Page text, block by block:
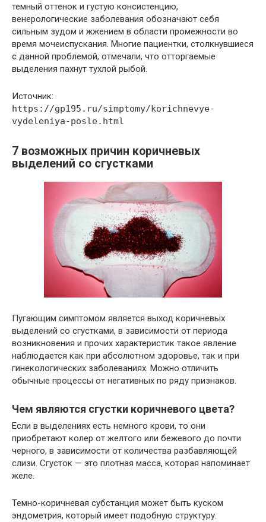
темный оттенок и густую консистенцию,
венерологические заболевания обозначают себя
сильным зудом и жжением в области промежности во
время мочеиспускания. Многие пациентки, столкнувшиеся
с данной проблемой, отмечали, что отторгаемые
выделения пахнут тухлой рыбой.
Источник:
https://gp195.ru/simptomy/korichnevye-
vydeleniya-posle.html
7 возможных причин коричневых
выделений со сгустками
Пугающим симптомом является выход коричневых
выделений со сгустками, в зависимости от периода
возникновения и прочих характеристик такое явление
наблюдается как при абсолютном здоровье, так и при
гинекологических заболеваниях. Можно отличить
обычные процессы от негативных по ряду признаков.
Чем являются сгустки коричневого цвета?
Если в выделениях есть немного крови, то они
приобретают колер от желтого или бежевого до почти
черного, в зависимости от количества разбавляющей
слизи. Сгусток — это плотная масса, которая напоминает
желе.
Темно-коричневая субстанция может быть куском
эндометрия, который имеет подобную структуру.